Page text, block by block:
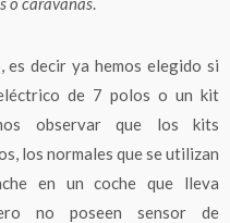
es decir ya hemos elegido si
de 7 polos o un kit
observar que los kits
los normales que se utilizan
en un coche que lleva
no poseen sensor de